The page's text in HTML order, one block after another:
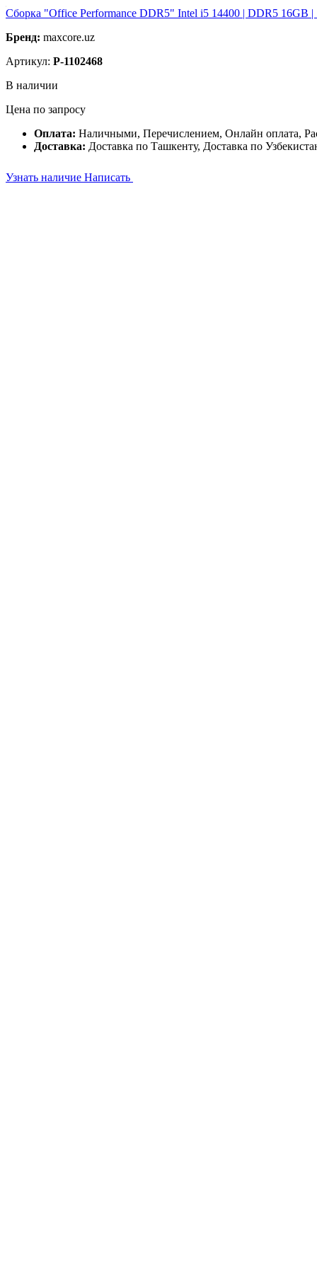
Сборка "Office Performance DDR5" Intel i5 14400 | DDR5 16GB |
Бренд: maxcore.uz
Артикул: P-1102468
В наличии
Цена по запросу
Оплата: Наличными, Перечислением, Онлайн оплата,
Доставка: Доставка по Ташкенту, Доставка по
Узнать наличие Написать